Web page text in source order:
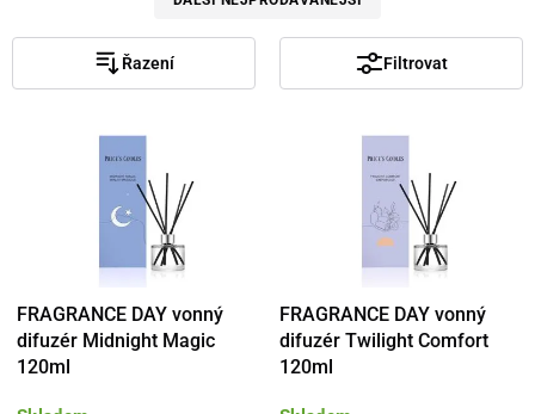
Řazení Filtrovat
FRAGRANCE DAY vonný
difuzér Midnight Magic
120ml
FRAGRANCE DAY vonný
difuzér Twilight Comfort
120ml